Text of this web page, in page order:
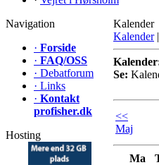
Navigation
· Forside
· FAQ/OSS
· Debatforum
· Links
· Kontakt
profisher.dk
Hosting
Kalender
Kalender |
Se:
<<
Maj
Ma